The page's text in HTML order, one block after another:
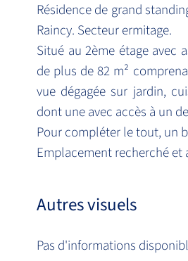
Résidence de grand
Raincy. Secteur ermitage.
Situé au 2ème étage avec
de plus de 82 m²
vue dégagée sur jardin,
dont une avec accès à un
Pour compléter le tout, un
Emplacement recherché et
Autres visuels
Pas d'informations